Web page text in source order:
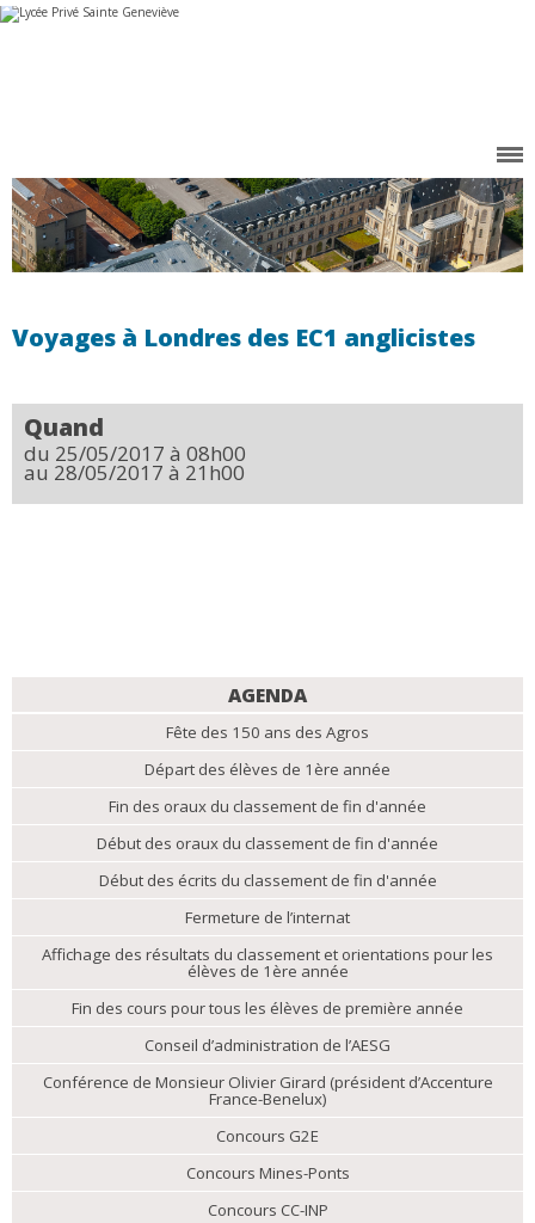
Aller
au
Outils
personnels
Voyages à Londres des EC1 anglicistes
Quand
du 25/05/2017 à 08h00
au 28/05/2017 à 21h00
AGENDA
Fête des 150 ans des Agros
Départ des élèves de 1ère année
Fin des oraux du classement de fin d'année
Début des oraux du classement de fin d'année
Début des écrits du classement de fin d'année
Fermeture de l’internat
Affichage des résultats du classement et orientations pour les
élèves de 1ère année
Fin des cours pour tous les élèves de première année
Conseil d’administration de l’AESG
Conférence de Monsieur Olivier Girard (président d’Accenture
France-Benelux)
Concours G2E
Concours Mines-Ponts
Concours CC-INP